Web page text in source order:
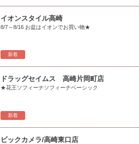
新着
イオンスタイル高崎
8/7～8/16 お盆はイオンでお買い物★
新着
ドラッグセイムス 高崎片岡町店
★花王ソフィーナソフィーナベーシック
ビックカメラ/高崎東口店